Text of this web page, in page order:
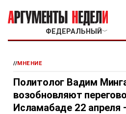
ФЕДЕРАЛЬНЫЙ ﹀
//МНЕНИЕ
Политолог Вадим
возобновляют
Исламабаде 22 апреля